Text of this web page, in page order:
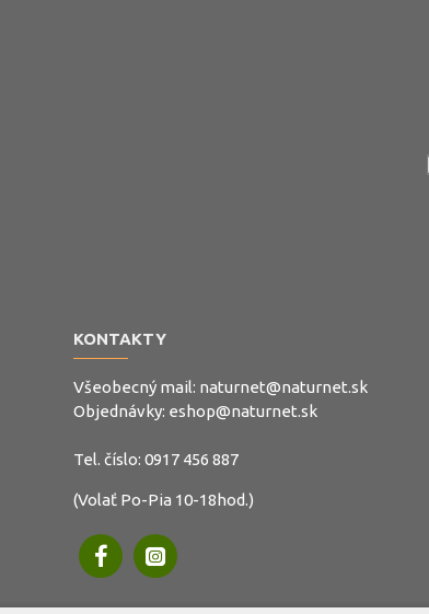
KONTAKTY
Všeobecný mail: naturnet@naturnet.sk
Objednávky: eshop@naturnet.sk
Tel. číslo: 0917 456 887
(Volať Po-Pia 10-18hod.)